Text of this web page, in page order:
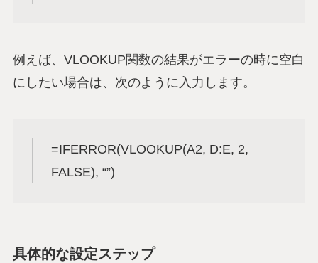
例えば、VLOOKUP関数の結果がエラーの時に空白
にしたい場合は、次のように入力します。
=IFERROR(VLOOKUP(A2, D:E, 2,
FALSE), “”)
具体的な設定ステップ